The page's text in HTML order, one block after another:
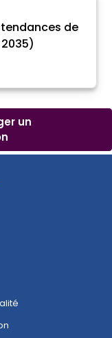
de
un